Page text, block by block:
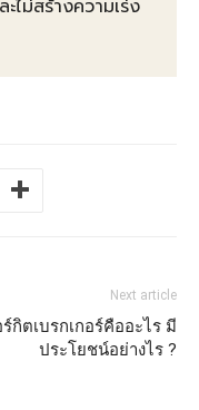
ไม่สร้างความเร่ง
Next article
กิตเบรกเกอร์คืออะไร มี
ประโยชน์อย่างไร ?